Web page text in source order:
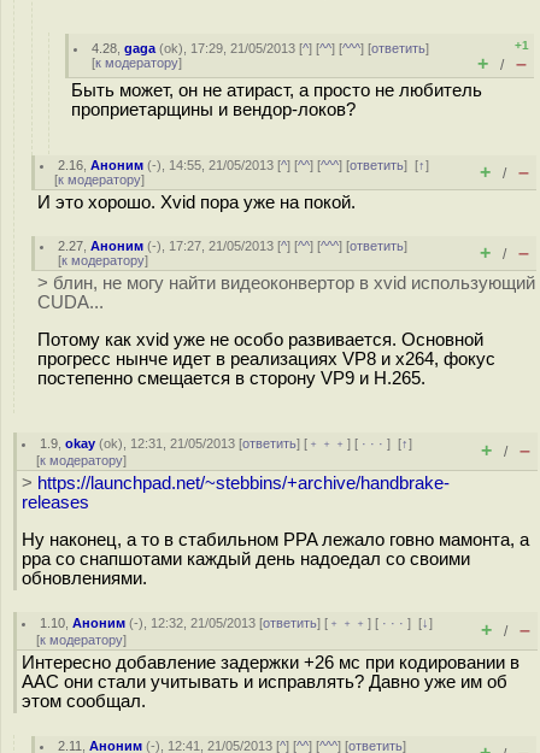
4.28 ,gaga (ok), 17:29, 21/05/2013 [^] [^^] [^^^] [ответить]
[к модератору]
+1
+ / –
Быть может, он не атираст, а просто не любитель
проприетарщины и вендор-локов?
2.16 ,Аноним (-), 14:55, 21/05/2013 [^] [^^] [^^^] [ответить][↑]
[к модератору] + / –
И это хорошо. Xvid пора уже на покой.
2.27 ,Аноним (-), 17:27, 21/05/2013 [^] [^^] [^^^] [ответить]
[к модератору] + / –
> блин, не могу найти видеоконвертор в xvid использующий
CUDA...
Потому как xvid уже не особо развивается. Основной
прогресс нынче идет в реализациях VP8 и х264, фокус
постепенно смещается в сторону VP9 и H.265.
1.9 ,okay (ok), 12:31, 21/05/2013 [ответить] [ ﹢﹢﹢] [ · · ·][↑]
[к модератору] + / –
> https://launchpad.net/~stebbins/+archive/handbrake-
releases
Ну наконец, а то в стабильном PPA лежало говно мамонта, а
ppa со снапшотами каждый день надоедал со своими
обновлениями.
1.10 ,Аноним (-), 12:32, 21/05/2013 [ответить] [ ﹢﹢﹢] [ · · ·][↓]
[к модератору] + / –
Интересно добавление задержки +26 мс при кодировании в
AAC они стали учитывать и исправлять? Давно уже им об
этом сообщал.
2.11 ,Аноним (-), 12:41, 21/05/2013 [^] [^^] [^^^] [ответить]